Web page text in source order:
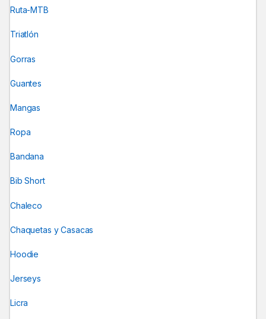
Ruta-MTB
Triatlón
Gorras
Guantes
Mangas
Ropa
Bandana
Bib Short
Chaleco
Chaquetas y Casacas
Hoodie
Jerseys
Licra